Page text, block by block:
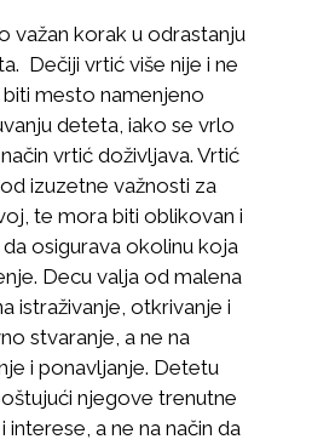
važan korak u odrastanju
Dečiji vrtić više nije i ne
mesto namenjeno
deteta, iako se vrlo
vrtić doživljava. Vrtić
izuzetne važnosti za
te mora biti oblikovan i
osigurava okolinu koja
Decu valja od malena
istraživanje, otkrivanje i
stvaranje, a ne na
i ponavljanje. Detetu
njegove trenutne
interese, a ne na način da